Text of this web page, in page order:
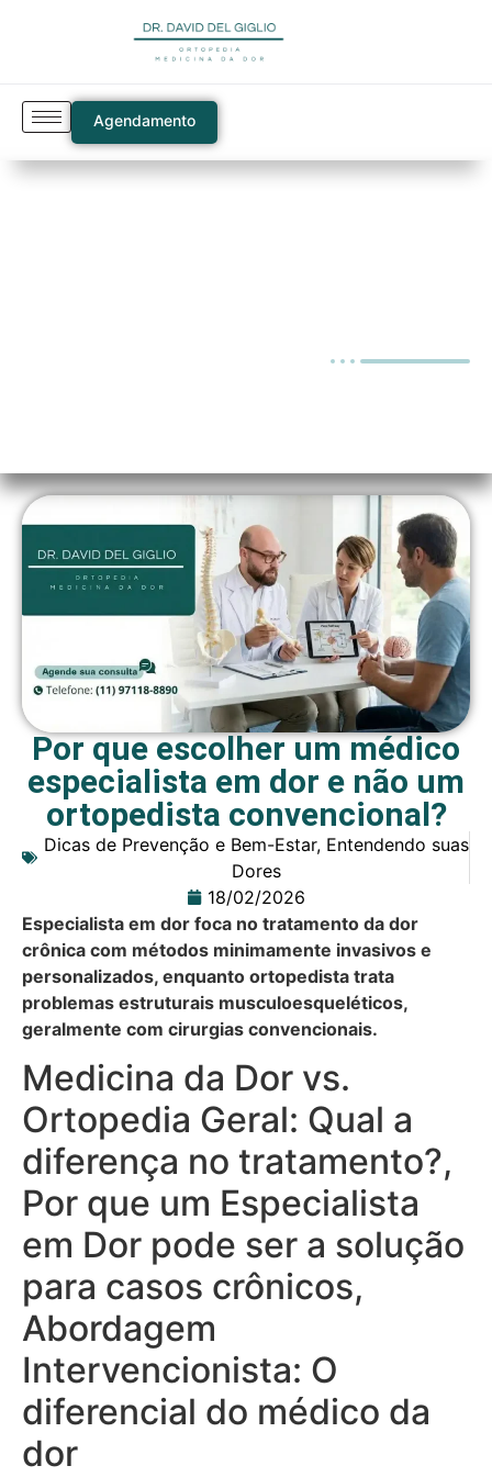
Agendamento
Por que escolher um médico
especialista em dor e não um
ortopedista convencional?
Dicas de Prevenção e Bem-Estar, Entendendo suas
Dores
18/02/2026
Especialista em dor foca no tratamento da dor
crônica com métodos minimamente invasivos e
personalizados, enquanto ortopedista trata
problemas estruturais musculoesqueléticos,
geralmente com cirurgias convencionais.
Medicina da Dor vs.
Ortopedia Geral: Qual a
diferença no tratamento?,
Por que um Especialista
em Dor pode ser a solução
para casos crônicos,
Abordagem
Intervencionista: O
diferencial do médico da
dor